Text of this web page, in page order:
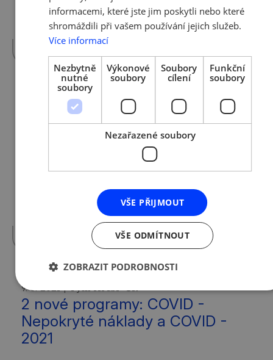
schválila testování ve firmách s 10-49
zaměstnanci. K plošnému testování ve
firmách tak…
více »
12. 3. 2021 | Tým AMSP ČR
Podporujeme rodinné firmy -
Nabídka benefitů registrovaným
rodinným podnikům pro rok 2021
informovat o jedinečných benefitech, které
mohou v tomto roce 2021 využít všichni
více »
9. 3. 2021 | Tým AMSP ČR
2 nové programy: COVID -
Nepokryté náklady a COVID -
2021
informacemi, které jste jim poskytli nebo které
shromáždili při vašem používání jejich služeb.
Více informací
Nezbytně
nutné
soubory
Výkonové
soubory
Soubory
cílení
Funkční
soubory
Nezařazené soubory
VŠE PŘIJMOUT
VŠE ODMÍTNOUT
ZOBRAZIT PODROBNOSTI